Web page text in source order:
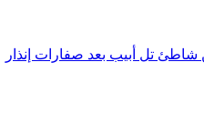
شاطئ تل أبيب بعد صفارات إنذار